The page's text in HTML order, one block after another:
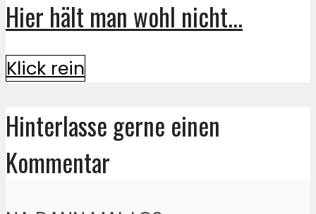
Hier hält man wohl nicht...
Klick rein
Hinterlasse gerne einen
Kommentar